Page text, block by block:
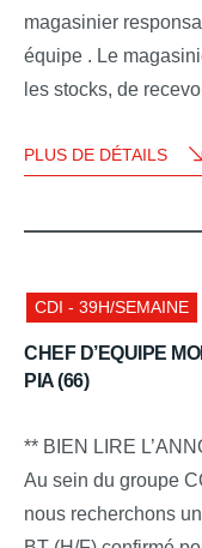
magasinier
équipe . Le
les stocks, de
PLUS DE DÉTAILS
CDI - 39H/SEMAINE
CHEF D’EQUIPE
PIA (66)
** BIEN LIRE
Au sein du groupe
nous recherchons